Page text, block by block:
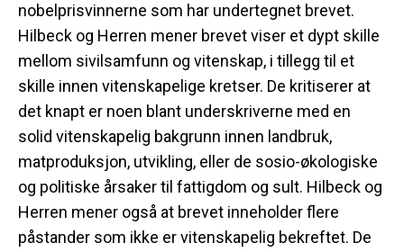
nobelprisvinnerne som har undertegnet brevet.
Hilbeck og Herren mener brevet viser et dypt skille
mellom sivilsamfunn og vitenskap, i tillegg til et
skille innen vitenskapelige kretser. De kritiserer at
det knapt er noen blant underskriverne med en
solid vitenskapelig bakgrunn innen landbruk,
matproduksjon, utvikling, eller de sosio-økologiske
og politiske årsaker til fattigdom og sult. Hilbeck og
Herren mener også at brevet inneholder flere
påstander som ikke er vitenskapelig bekreftet. De